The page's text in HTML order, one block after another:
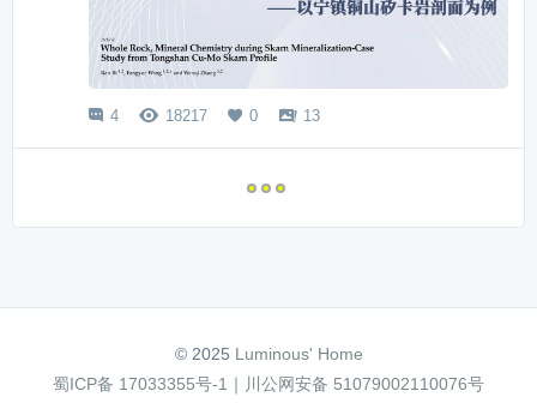
 4  18217  0  13
© 2025 Luminous' Home
蜀ICP备 17033355号-1 ｜ 川公网安备 51079002110076号